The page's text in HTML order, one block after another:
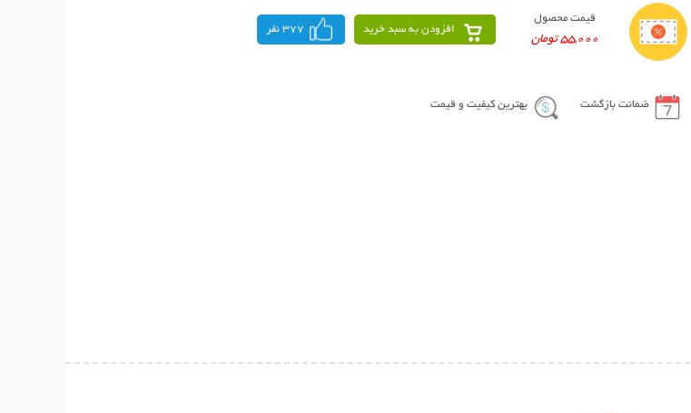
قیمت محصول
55,000 تومان
افزودن به سبد خرید 377 نفر
ضمانت بازگشت بهترین کیفیت و قیمت